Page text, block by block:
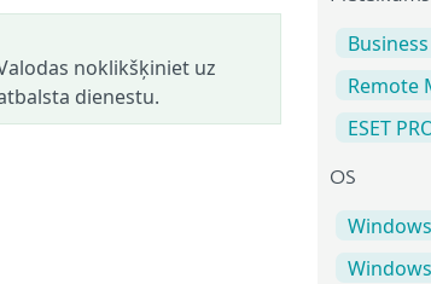
noklikšķiniet uz
dienestu.
Business
Remote
ESET
OS